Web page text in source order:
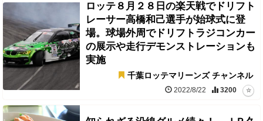
ロッテ８月２８日の楽天戦でドリフト
レーサー高橋和己選手が始球式に登
場。球場外周でドリフトラジコンカー
の展示や走行デモンストレーションも
実施
千葉ロッテマリーンズ チャンネル
2022/8/22 3200